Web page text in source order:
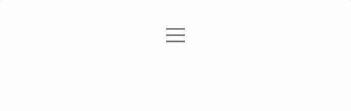
Gizlilik Politikası
menüyü